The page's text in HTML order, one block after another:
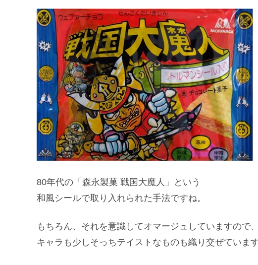
80年代の「森永製菓 戦国大魔人」という
和風シールで取り入れられた手法ですね。
もちろん、それを意識してオマージュしていますので、
キャラも少しそっちテイストなものも織り交ぜています